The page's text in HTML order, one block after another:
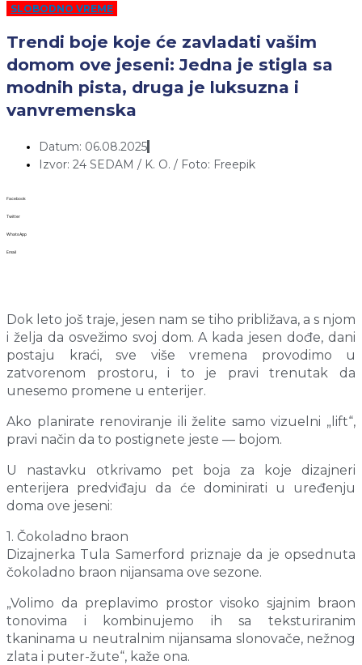
SLOBODNO VREME
Trendi boje koje će zavladati vašim
domom ove jeseni: Jedna je stigla sa
modnih pista, druga je luksuzna i
vanvremenska
Datum: 06.08.2025
Izvor: 24 SEDAM / K. O. / Foto: Freepik
Facebook
Twitter
WhatsApp
Email
Dok leto još traje, jesen nam se tiho približava, a s njom
i želja da osvežimo svoj dom. A kada jesen dođe, dani
postaju kraći, sve više vremena provodimo u
zatvorenom prostoru, i to je pravi trenutak da
unesemo promene u enterijer.
Ako planirate renoviranje ili želite samo vizuelni „lift“,
pravi način da to postignete jeste — bojom.
U nastavku otkrivamo pet boja za koje dizajneri
enterijera predviđaju da će dominirati u uređenju
doma ove jeseni:
1. Čokoladno braon
Dizajnerka Tula Samerford priznaje da je opsednuta
čokoladno braon nijansama ove sezone.
„Volimo da preplavimo prostor visoko sjajnim braon
tonovima i kombinujemo ih sa teksturiranim
tkaninama u neutralnim nijansama slonovače, nežnog
zlata i puter-žute“, kaže ona.